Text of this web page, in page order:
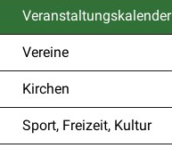
Veranstaltungskalender
(ausgewählt)
Vereine
Kirchen
Sport, Freizeit, Kultur